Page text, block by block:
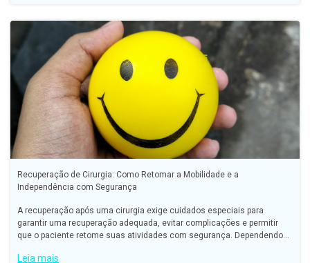
Recuperação de Cirurgia: Como Retomar a Mobilidade e a
Independência com Segurança
A recuperação após uma cirurgia exige cuidados especiais para
garantir uma recuperação adequada, evitar complicações e permitir
que o paciente retome suas atividades com segurança. Dependendo
Leia mais